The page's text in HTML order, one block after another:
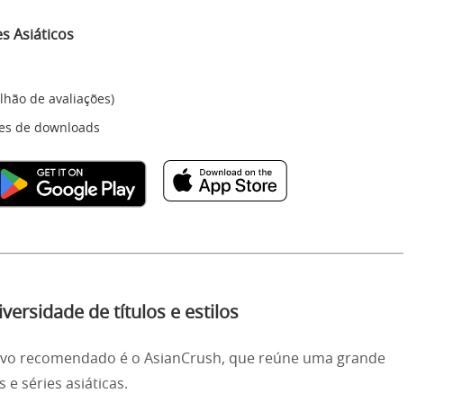
Asiáticos
de avaliações)
de downloads
de títulos e estilos
recomendado é o AsianCrush, que reúne uma grande
e séries asiáticas.